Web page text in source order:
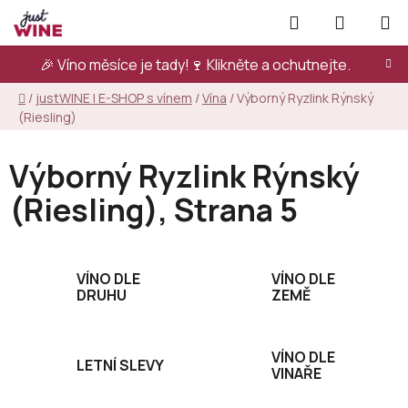
Přejít
na
obsah
🎉 Víno měsíce je tady!🍷 Klikněte a ochutnejte.
Hledat
KOŠÍK
Domů
/ justWINE | E-SHOP s vínem /Vína /Výborný Ryzlink Rýnský
(Riesling)
Výborný Ryzlink Rýnský
(Riesling), Strana 5
VÍNO DLE
DRUHU
VÍNO DLE
ZEMĚ
LETNÍ SLEVY
VÍNO DLE
VINAŘE